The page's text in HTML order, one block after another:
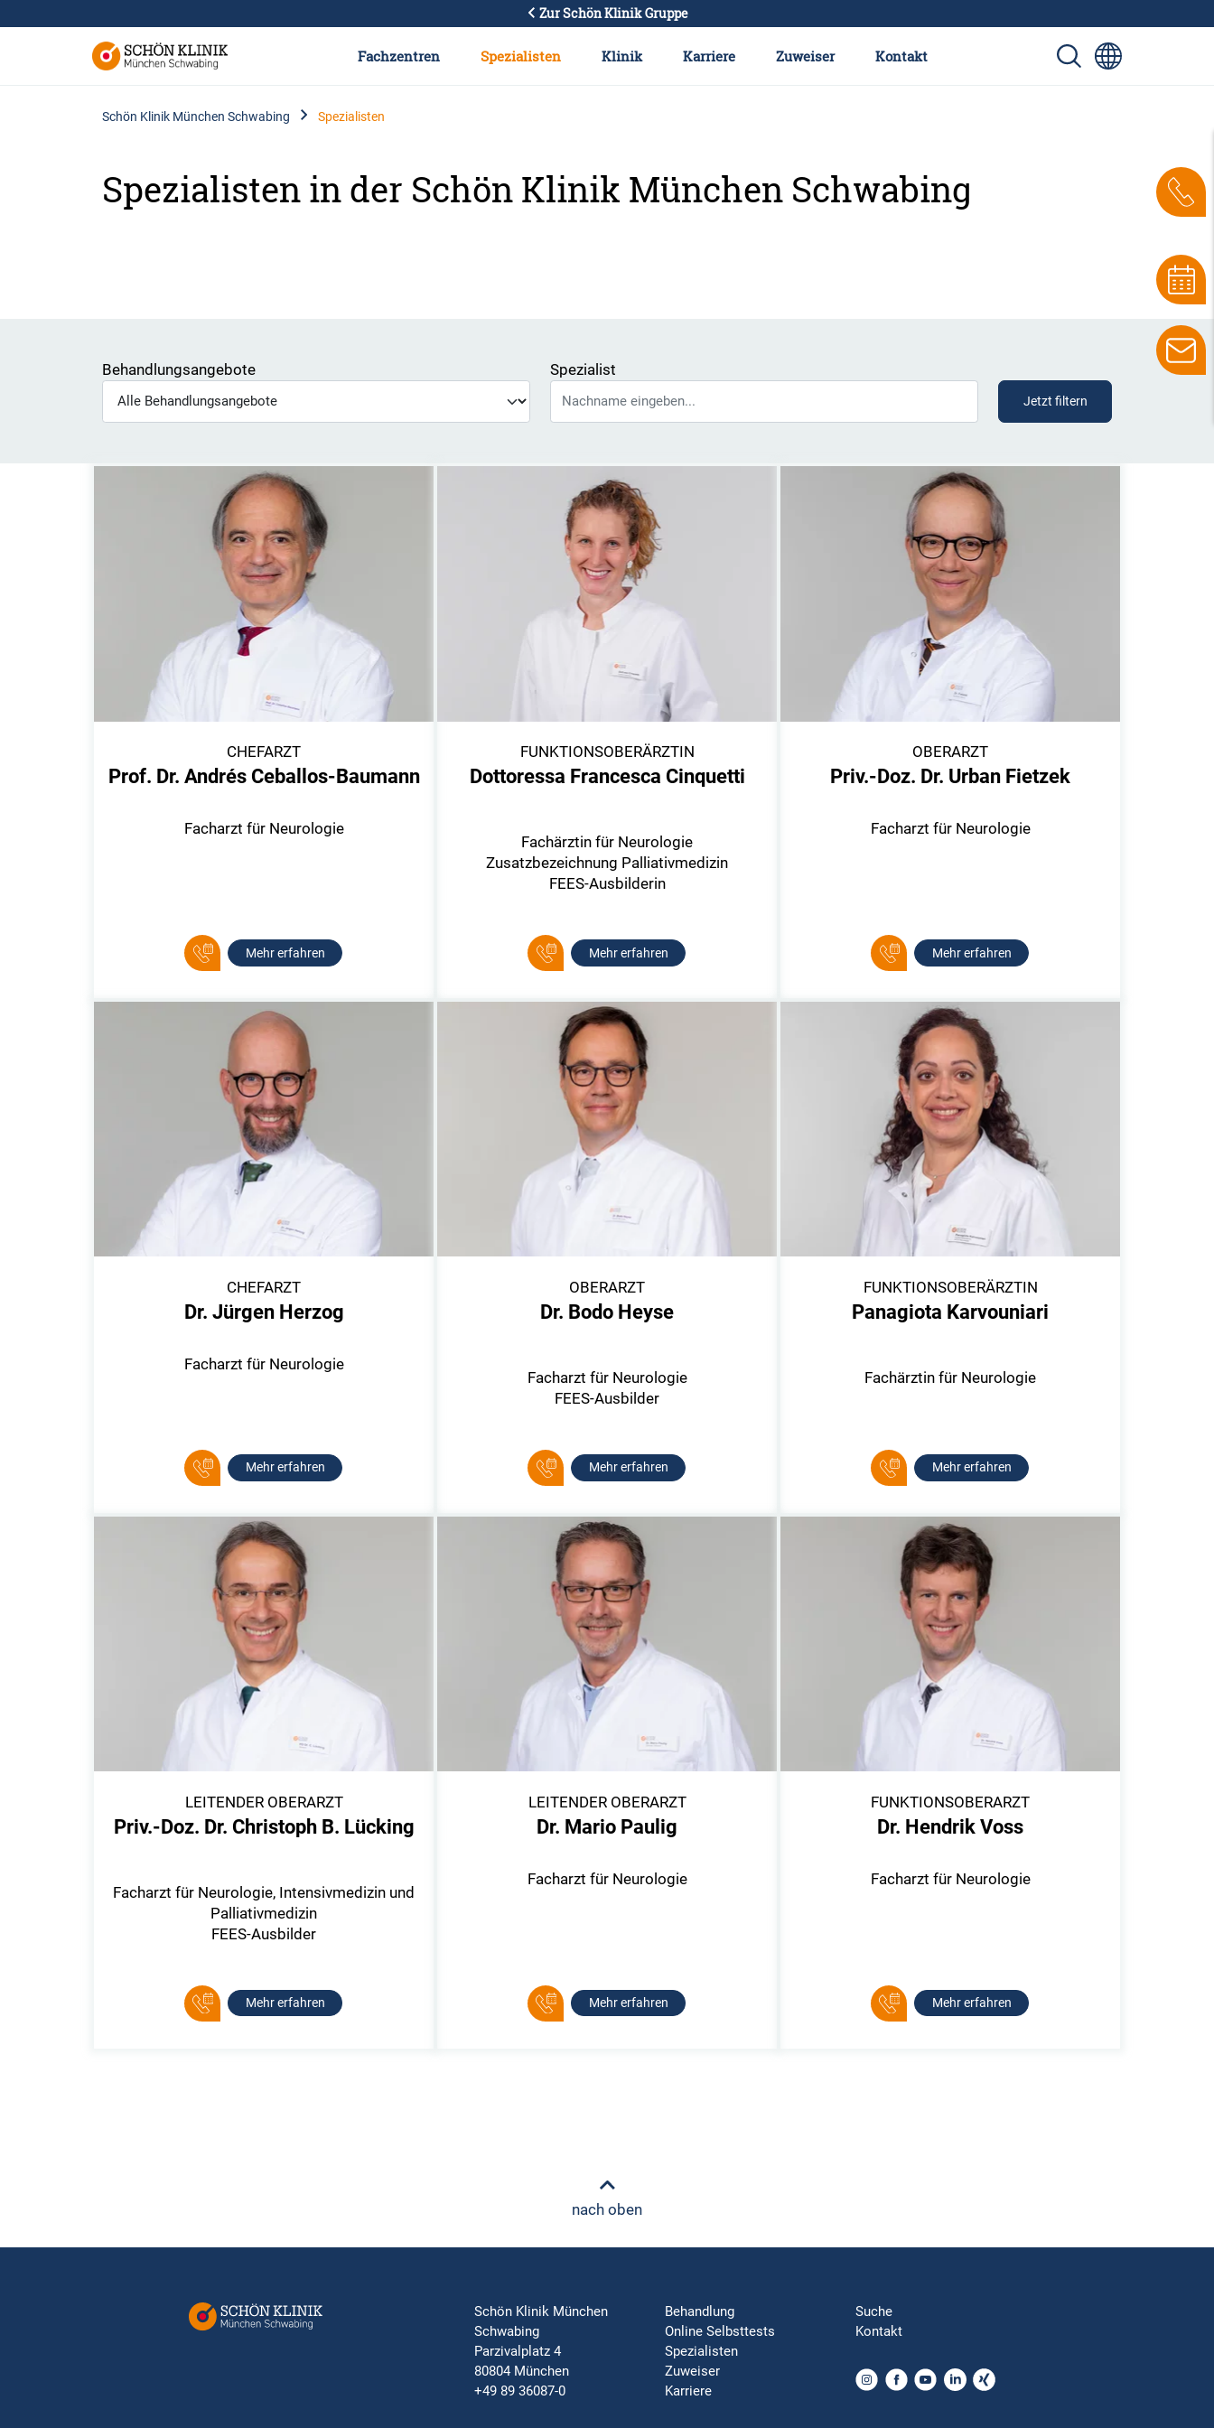
Zur Schön Klinik Gruppe
Fachzentren Spezialisten Klinik Karriere Zuweiser Kontakt
Schön Klinik München Schwabing Spezialisten
Spezialisten in der Schön Klinik München Schwabing
Behandlungsangebote Spezialist
Jetzt filtern
CHEFARZT
Prof. Dr. Andrés Ceballos-Baumann
Facharzt für Neurologie
Mehr erfahren
FUNKTIONSOBERÄRZTIN
Dottoressa Francesca Cinquetti
Fachärztin für Neurologie
Zusatzbezeichnung Palliativmedizin
FEES-Ausbilderin
Mehr erfahren
OBERARZT
Priv.-Doz. Dr. Urban Fietzek
Facharzt für Neurologie
Mehr erfahren
CHEFARZT
Dr. Jürgen Herzog
Facharzt für Neurologie
Mehr erfahren
OBERARZT
Dr. Bodo Heyse
Facharzt für Neurologie
FEES-Ausbilder
Mehr erfahren
FUNKTIONSOBERÄRZTIN
Panagiota Karvouniari
Fachärztin für Neurologie
Mehr erfahren
LEITENDER OBERARZT
Priv.-Doz. Dr. Christoph B. Lücking
Facharzt für Neurologie, Intensivmedizin und
Palliativmedizin
FEES-Ausbilder
Mehr erfahren
LEITENDER OBERARZT
Dr. Mario Paulig
Facharzt für Neurologie
Mehr erfahren
FUNKTIONSOBERARZT
Dr. Hendrik Voss
Facharzt für Neurologie
Mehr erfahren
nach oben
Schön Klinik München
Schwabing
Parzivalplatz 4
80804 München
+49 89 36087-0
Behandlung
Online Selbsttests
Spezialisten
Zuweiser
Karriere
Suche
Kontakt